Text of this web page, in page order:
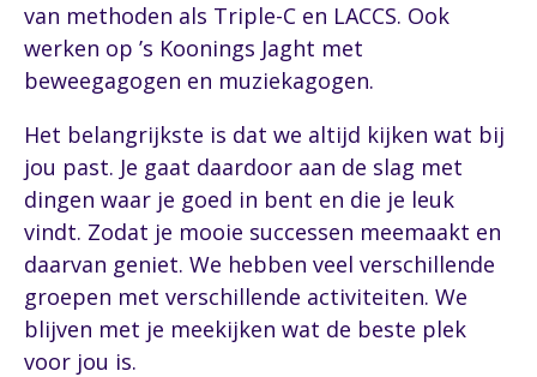
van methoden als Triple-C en LACCS. Ook
werken op ’s Koonings Jaght met
beweegagogen en muziekagogen.
Het belangrijkste is dat we altijd kijken wat bij
jou past. Je gaat daardoor aan de slag met
dingen waar je goed in bent en die je leuk
vindt. Zodat je mooie successen meemaakt en
daarvan geniet. We hebben veel verschillende
groepen met verschillende activiteiten. We
blijven met je meekijken wat de beste plek
voor jou is.